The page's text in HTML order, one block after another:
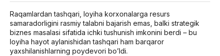
Raqamlardan tashqari, loyiha korxonalarga resurs
samaradorligini rasmiy talabni bajarish emas, balki strategik
biznes masalasi sifatida ichki tushunish imkonini berdi – bu
loyiha hayot aylanishidan tashqari ham barqaror
yaxshilanishlarning poydevori bo’ldi.